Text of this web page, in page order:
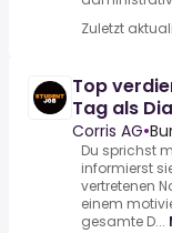
Zuletzt
Top
Tag als
Corris AG•
Du sprichst
informierst
vertretenen
einem
gesamte D...